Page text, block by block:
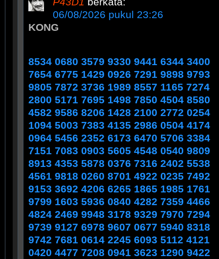
06/08/2026 pukul 23:26
KONG
8534 0680 3579 9330 9441 6344 3400
7654 6775 1429 0926 7291 9898 9793
9805 7872 3736 1989 8557 1165 7274
2800 5171 7695 1498 7850 4504 8580
4582 9586 8206 1428 2100 2772 0254
1094 5003 7383 4135 2986 0504 4174
0964 5456 2352 6173 6470 5706 3384
7151 7083 0903 5605 4548 0540 9809
8913 4353 5878 0376 7316 2402 5538
4561 9818 0260 8701 4922 0235 7492
9153 3692 4206 6265 1865 1985 1761
9799 1603 5936 0840 4282 7359 4466
4824 2469 9948 3178 9329 7970 7294
9739 9127 6978 9607 0677 5940 8318
9742 7681 0614 2245 6093 5112 4121
0420 4477 7208 0941 3623 1290 9422